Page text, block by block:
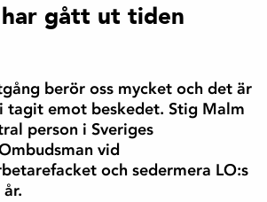
gått ut tiden
berör oss mycket och det är
tagit emot beskedet. Stig Malm
person i Sveriges
vid
och sedermera LO:s
d
→